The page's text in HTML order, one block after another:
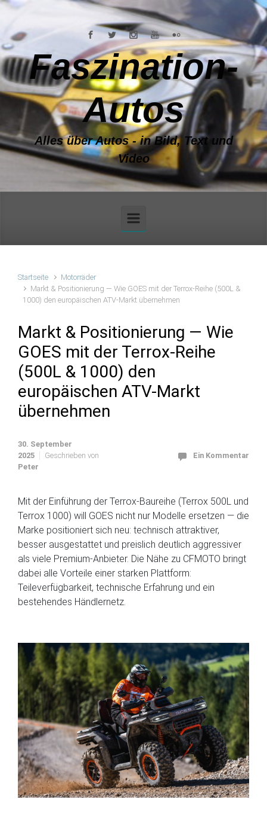
Zum Hauptinhalt springen
Faszination-
Autos
Alles über Autos - in Bild, Text und
Video
Startseite
Motorräder
Markt & Positionierung — Wie GOES mit der Terrox-Reihe (500L &
1000) den europäischen ATV-Markt übernehmen
Markt & Positionierung — Wie
GOES mit der Terrox-Reihe
(500L & 1000) den
europäischen ATV-Markt
übernehmen
30. September
2025
Geschrieben von
Peter
Ein Kommentar
Mit der Einführung der Terrox-Baureihe (Terrox 500L und
Terrox 1000) will GOES nicht nur Modelle ersetzen — die
Marke positioniert sich neu: technisch attraktiver,
besser ausgestattet und preislich deutlich aggressiver
als viele Premium-Anbieter. Die Nähe zu CFMOTO bringt
dabei alle Vorteile einer starken Plattform:
Teileverfügbarkeit, technische Erfahrung und ein
bestehendes Händlernetz.